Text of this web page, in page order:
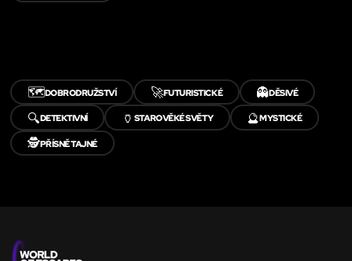
🗺️DOBRODRUŽSTVÍ 🚀FUTURISTICKÉ 👻DĚSIVÉ
🔍DETEKTIVNÍ 🏺 STAROVĚKÉ SVĚTY 🔮MYSTICKÉ
🕵️PŘÍSNĚ TAJNÉ